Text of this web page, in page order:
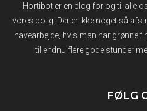
Hortibot er en blog for og til alle
vores bolig. Der er ikke noget så
havearbejde, hvis man har grønne
til endnu flere gode stunder
FØLG